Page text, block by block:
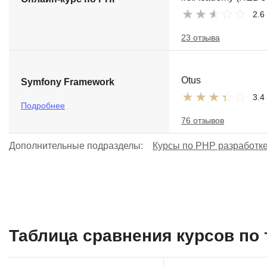
2.6
23 отзыва
Symfony Framework
Подробнее
Otus
3.4
76 отзывов
Дополнительные подразделы: Курсы по PHP
Таблица сравнения курсов